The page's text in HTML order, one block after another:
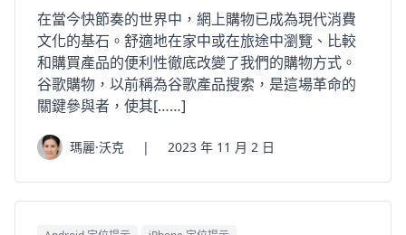
在當今快節奏的世界中，網上購物已成為現代消費
文化的基石。舒適地在家中或在旅途中瀏覽、比較
和購買產品的便利性徹底改變了我們的購物方式。
谷歌購物，以前稱為谷歌產品搜索，是這場革命的
關鍵參與者，使其[……]
瑪麗·沃克 | 2023 年 11 月 2 日